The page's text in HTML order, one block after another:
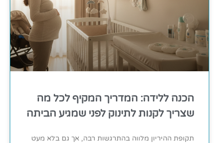
הכנה ללידה: המדריך המקיף לכל מה
שצריך לקנות לתינוק לפני שמגיע הביתה
תקופת ההיריון מלווה בהתרגשות רבה, אך גם בלא מעט